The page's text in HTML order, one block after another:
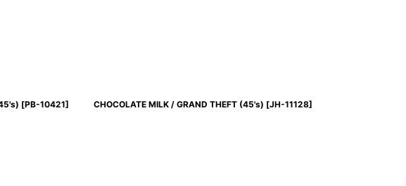
[PB-10421] CHOCOLATE MILK / GRAND THEFT (45's) [JH-11128]